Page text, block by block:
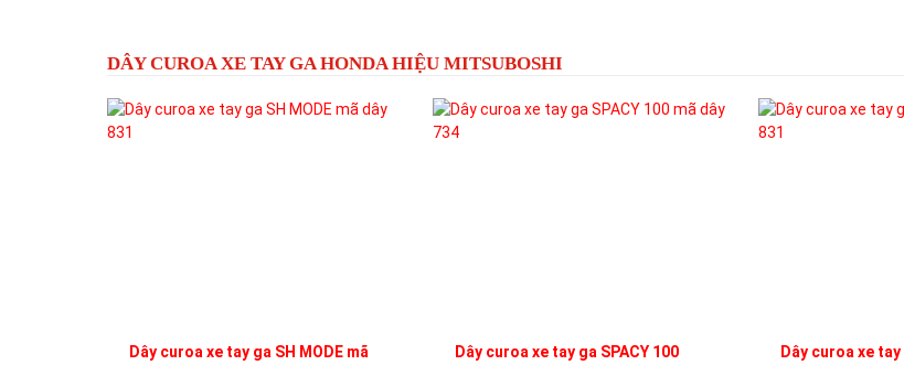
DÂY CUROA XE TAY GA HONDA HIỆU MITSUBOSHI
Dây curoa xe tay ga SH MODE mã
Dây curoa xe tay ga SPACY 100
Dây curoa xe tay